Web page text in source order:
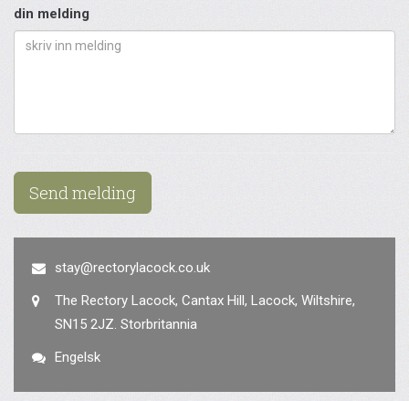
din melding
Send melding
stay@rectorylacock.co.uk
The Rectory Lacock, Cantax Hill, Lacock, Wiltshire,
SN15 2JZ. Storbritannia
Engelsk